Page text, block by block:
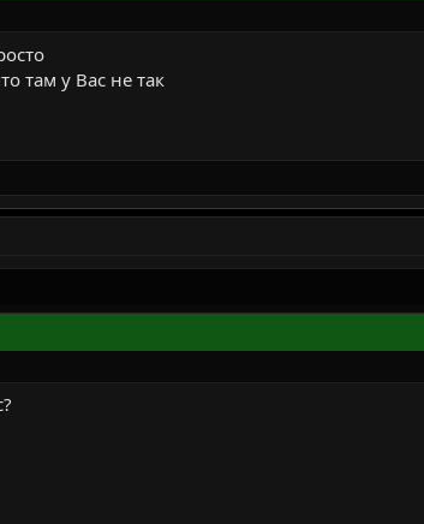
там у Вас не так